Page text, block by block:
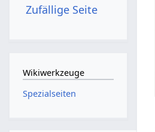
Zufällige Seite
Wikiwerkzeuge
Spezialseiten